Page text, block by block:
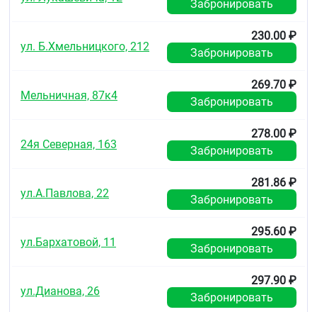
Забронировать
ул. Б.Хмельницкого, 212
230.00 ₽
Забронировать
Мельничная, 87к4
269.70 ₽
Забронировать
24я Северная, 163
278.00 ₽
Забронировать
ул.А.Павлова, 22
281.86 ₽
Забронировать
ул.Бархатовой, 11
295.60 ₽
Забронировать
ул.Дианова, 26
297.90 ₽
Забронировать